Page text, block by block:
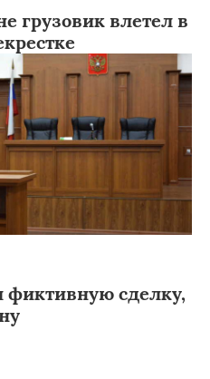
грузовик влетел в
фиктивную сделку,